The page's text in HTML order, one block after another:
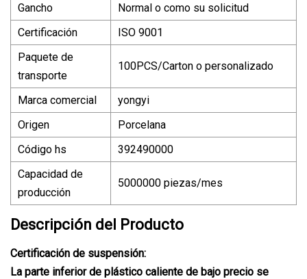
Gancho
Normal o como su solicitud
Certificación
ISO 9001
Paquete de
transporte
100PCS/Carton o personalizado
Marca comercial
yongyi
Origen
Porcelana
Código hs
392490000
Capacidad de
producción
5000000 piezas/mes
Descripción del Producto
Certificación de suspensión:
La parte inferior de plástico caliente de bajo precio se